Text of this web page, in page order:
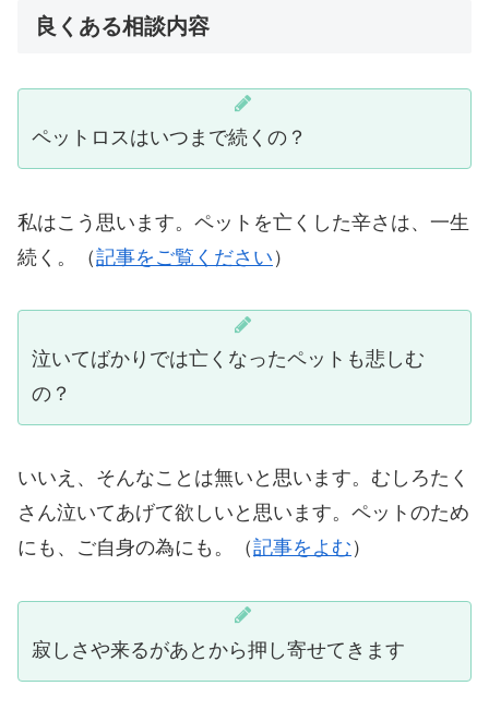
良くある相談内容
ペットロスはいつまで続くの？
私はこう思います。ペットを亡くした辛さは、一生
続く。（記事をご覧ください ）
泣いてばかりでは亡くなったペットも悲しむ
の？
いいえ、そんなことは無いと思います。むしろたく
さん泣いてあげて欲しいと思います。ペットのため
にも、ご自身の為にも。（記事をよむ ）
寂しさや来るがあとから押し寄せてきます